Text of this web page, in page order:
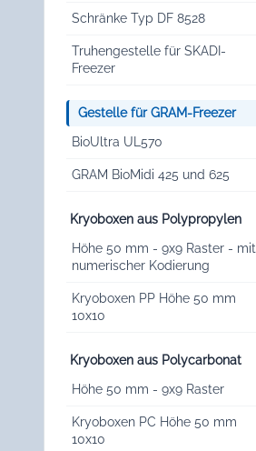
Schränke Typ DF 8528
Truhengestelle für SKADI-
Freezer
Gestelle für GRAM-Freezer
BioUltra UL570
GRAM BioMidi 425 und 625
Kryoboxen aus Polypropylen
Höhe 50 mm - 9x9 Raster - mit
numerischer Kodierung
Kryoboxen PP Höhe 50 mm
10x10
Kryoboxen aus Polycarbonat
Höhe 50 mm - 9x9 Raster
Kryoboxen PC Höhe 50 mm
10x10